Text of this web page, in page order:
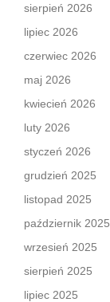
sierpień 2026
lipiec 2026
czerwiec 2026
maj 2026
kwiecień 2026
luty 2026
styczeń 2026
grudzień 2025
listopad 2025
październik 2025
wrzesień 2025
sierpień 2025
lipiec 2025